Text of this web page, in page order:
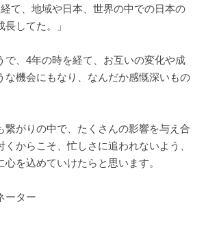
て、地域や日本、世界の中での日本の
してた。」
で、4年の時を経て、お互いの変化や成
な機会にもなり、なんだか感慨深いもの
繋がりの中で、たくさんの影響を与え合
くからこそ、忙しさに追われないよう、
心を込めていけたらと思います。
ーター